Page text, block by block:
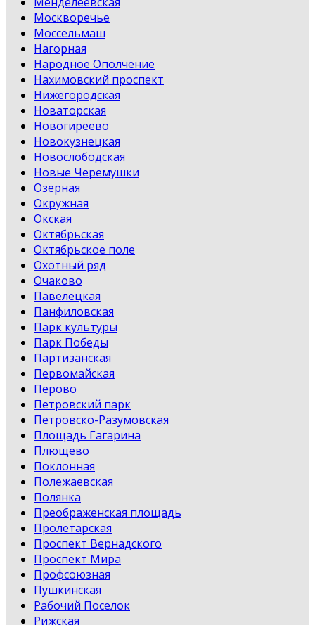
Москворечье
Моссельмаш
Нагорная
Народное Ополчение
Нахимовский проспект
Нижегородская
Новаторская
Новогиреево
Новокузнецкая
Новослободская
Новые Черемушки
Озерная
Окружная
Окская
Октябрьская
Октябрьское поле
Охотный ряд
Очаково
Павелецкая
Панфиловская
Парк культуры
Парк Победы
Партизанская
Первомайская
Перово
Петровский парк
Петровско-Разумовская
Площадь Гагарина
Плющево
Поклонная
Полежаевская
Полянка
Преображенская площадь
Пролетарская
Проспект Вернадского
Проспект Мира
Профсоюзная
Пушкинская
Рабочий Поселок
Рижская